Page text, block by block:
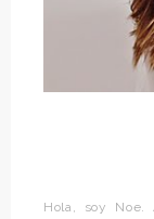
Hola, soy Noe.